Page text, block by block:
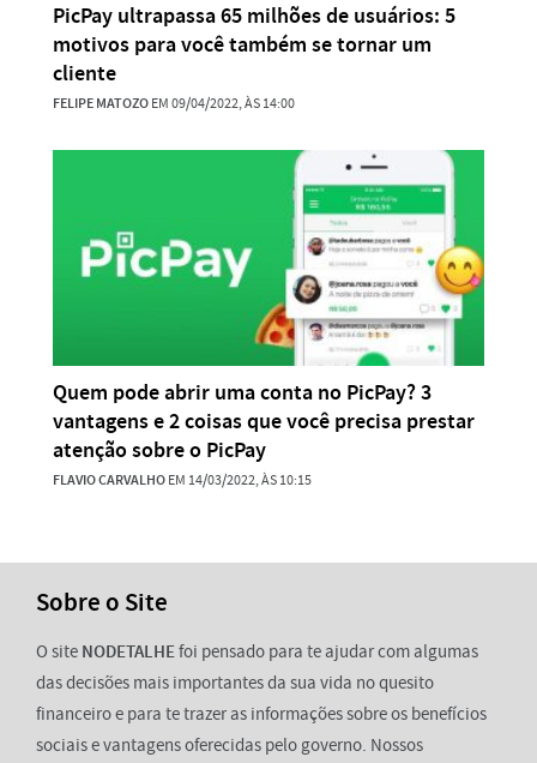
PicPay ultrapassa 65 milhões de usuários: 5
motivos para você também se tornar um
cliente
FELIPE MATOZOEM 09/04/2022, ÀS 14:00
Quem pode abrir uma conta no PicPay? 3
vantagens e 2 coisas que você precisa prestar
atenção sobre o PicPay
FLAVIO CARVALHOEM 14/03/2022, ÀS 10:15
Sobre o Site
O site NODETALHEfoi pensado para te ajudar com algumas
das decisões mais importantes da sua vida no quesito
financeiro e para te trazer as informações sobre os benefícios
sociais e vantagens oferecidas pelo governo. Nossos